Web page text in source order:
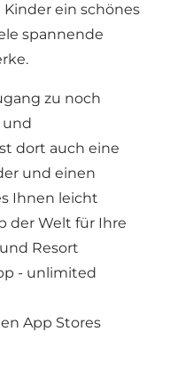
ein schönes
spannende
zu noch
dort auch eine
und einen
Ihnen leicht
der Welt für Ihre
Resort
- unlimited
App Stores